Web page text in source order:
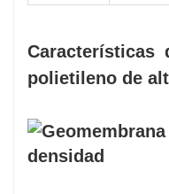
Características
polietileno de